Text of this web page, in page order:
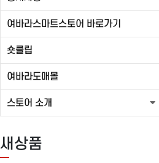
여바라스마트스토어 바로가기
숏클립
여바라도매몰
스토어 소개
새상품